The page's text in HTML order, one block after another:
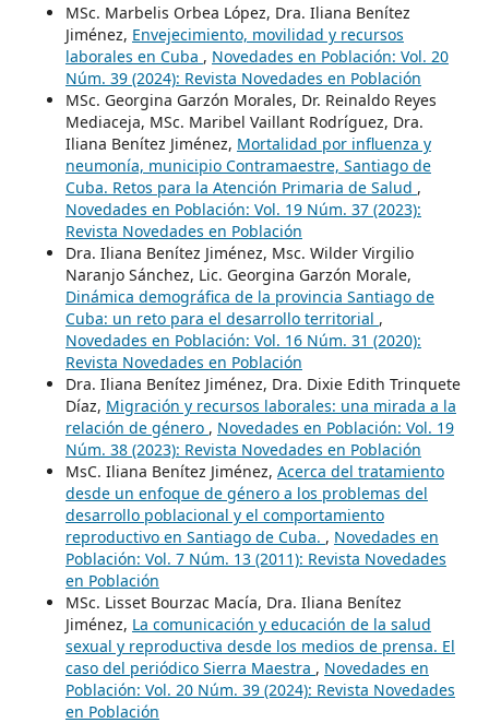
MSc. Marbelis Orbea López, Dra. Iliana Benítez
Jiménez, Envejecimiento, movilidad y recursos
laborales en Cuba , Novedades en Población: Vol. 20
Núm. 39 (2024): Revista Novedades en Población
MSc. Georgina Garzón Morales, Dr. Reinaldo Reyes
Mediaceja, MSc. Maribel Vaillant Rodríguez, Dra.
Iliana Benítez Jiménez, Mortalidad por influenza y
neumonía, municipio Contramaestre, Santiago de
Cuba. Retos para la Atención Primaria de Salud ,
Novedades en Población: Vol. 19 Núm. 37 (2023):
Revista Novedades en Población
Dra. Iliana Benítez Jiménez, Msc. Wilder Virgilio
Naranjo Sánchez, Lic. Georgina Garzón Morale,
Dinámica demográfica de la provincia Santiago de
Cuba: un reto para el desarrollo territorial ,
Novedades en Población: Vol. 16 Núm. 31 (2020):
Revista Novedades en Población
Dra. Iliana Benítez Jiménez, Dra. Dixie Edith Trinquete
Díaz, Migración y recursos laborales: una mirada a la
relación de género , Novedades en Población: Vol. 19
Núm. 38 (2023): Revista Novedades en Población
MsC. Iliana Benítez Jiménez, Acerca del tratamiento
desde un enfoque de género a los problemas del
desarrollo poblacional y el comportamiento
reproductivo en Santiago de Cuba. , Novedades en
Población: Vol. 7 Núm. 13 (2011): Revista Novedades
en Población
MSc. Lisset Bourzac Macía, Dra. Iliana Benítez
Jiménez, La comunicación y educación de la salud
sexual y reproductiva desde los medios de prensa. El
caso del periódico Sierra Maestra , Novedades en
Población: Vol. 20 Núm. 39 (2024): Revista Novedades
en Población